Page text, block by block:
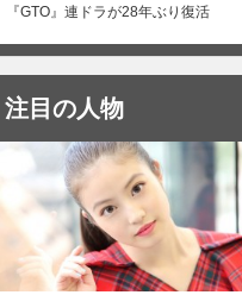
『GTO』連ドラが28年ぶり復活
注目の人物